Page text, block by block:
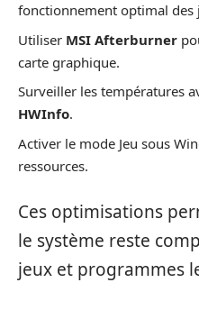
fonctionnement optimal des
Utiliser MSI Afterburner
carte graphique.
Surveiller les températures
HWInfo.
Activer le mode Jeu sous
ressources.
Ces optimisations
le système reste
jeux et programmes